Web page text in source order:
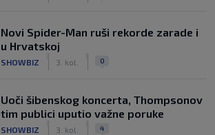
Novi Spider-Man ruši rekorde zarade i
u Hrvatskoj
SHOWBIZ 3. kol. 0
Uoči šibenskog koncerta, Thompsonov
tim publici uputio važne poruke
SHOWBIZ 3. kol. 4